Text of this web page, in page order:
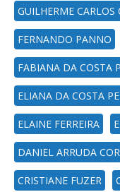
GUILHERME CARLOS
FERNANDO PANNO
FABIANA DA COSTA
ELIANA DA COSTA
ELAINE FERREIRA
DANIEL ARRUDA
CRISTIANE FUZER